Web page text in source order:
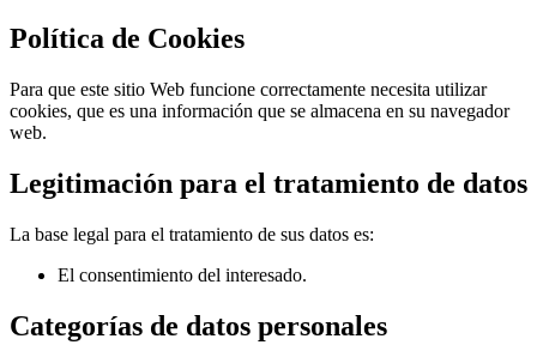
Política de Cookies
Para que este sitio Web funcione correctamente necesita utilizar
cookies, que es una información que se almacena en su navegador
web.
Legitimación para el tratamiento de datos
La base legal para el tratamiento de sus datos es:
El consentimiento del interesado.
Categorías de datos personales